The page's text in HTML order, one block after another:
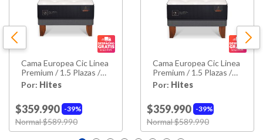
Alto Con Base
Ancho 105 Cm
Largo
Material
Estructura
Madera De Pino
Cama Europea Cic Linea
Premium / 1.5 Plazas /
Base Normal + Respaldo
Por: Hites
39%
$359.990
Price reduced from
Normal $589.990
Cama Europea Cic Linea
Premium / 1.5 Plazas /
Base Normal + Respaldo
Por: Hites
39%
$359.990
Price reduced from
Normal $589.990